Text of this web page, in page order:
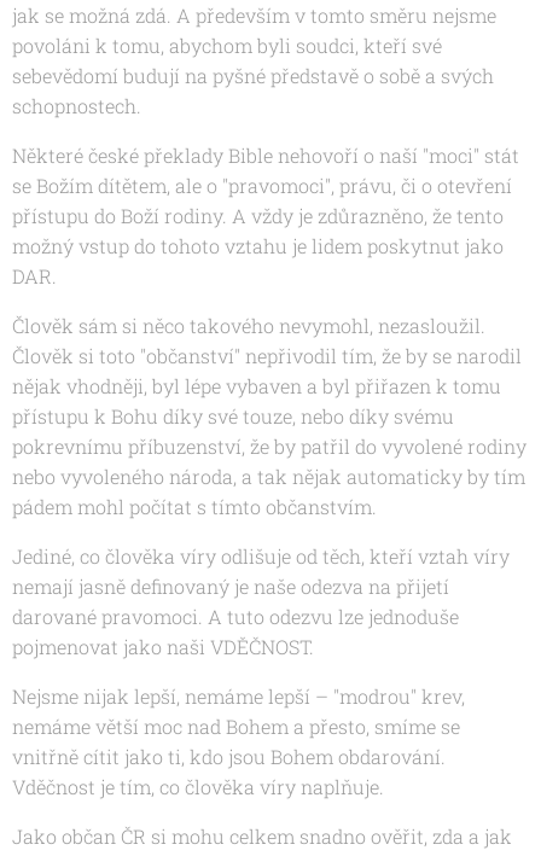
jak se možná zdá. A především v tomto směru nejsme
povoláni k tomu, abychom byli soudci, kteří své
sebevědomí budují na pyšné představě o sobě a svých
schopnostech.
Některé české překlady Bible nehovoří o naší "moci" stát
se Božím dítětem, ale o "pravomoci", právu, či o otevření
přístupu do Boží rodiny. A vždy je zdůrazněno, že tento
možný vstup do tohoto vztahu je lidem poskytnut jako
DAR.
Člověk sám si něco takového nevymohl, nezasloužil.
Člověk si toto "občanství" nepřivodil tím, že by se narodil
nějak vhodněji, byl lépe vybaven a byl přiřazen k tomu
přístupu k Bohu díky své touze, nebo díky svému
pokrevnímu příbuzenství, že by patřil do vyvolené rodiny
nebo vyvoleného národa, a tak nějak automaticky by tím
pádem mohl počítat s tímto občanstvím.
Jediné, co člověka víry odlišuje od těch, kteří vztah víry
nemají jasně definovaný je naše odezva na přijetí
darované pravomoci. A tuto odezvu lze jednoduše
pojmenovat jako naši VDĚČNOST.
Nejsme nijak lepší, nemáme lepší – "modrou" krev,
nemáme větší moc nad Bohem a přesto, smíme se
vnitřně cítit jako ti, kdo jsou Bohem obdarování.
Vděčnost je tím, co člověka víry naplňuje.
Jako občan ČR si mohu celkem snadno ověřit, zda a jak